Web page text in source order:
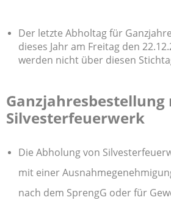
Der letzte Abholtag für
dieses Jahr am Freitag den
werden nicht über diesen
Ganzjahresbestellung
Silvesterfeuerwerk
Die Abholung von
mit einer
nach dem SprengG oder für